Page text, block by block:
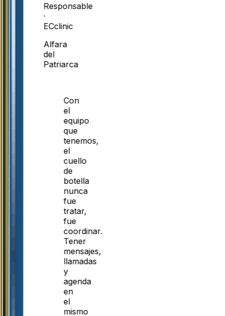
Responsable
·
ECclinic
Alfara
del
Patriarca
Con
el
equipo
que
tenemos,
el
cuello
de
botella
nunca
fue
tratar,
fue
coordinar.
Tener
mensajes,
llamadas
y
agenda
en
el
mismo